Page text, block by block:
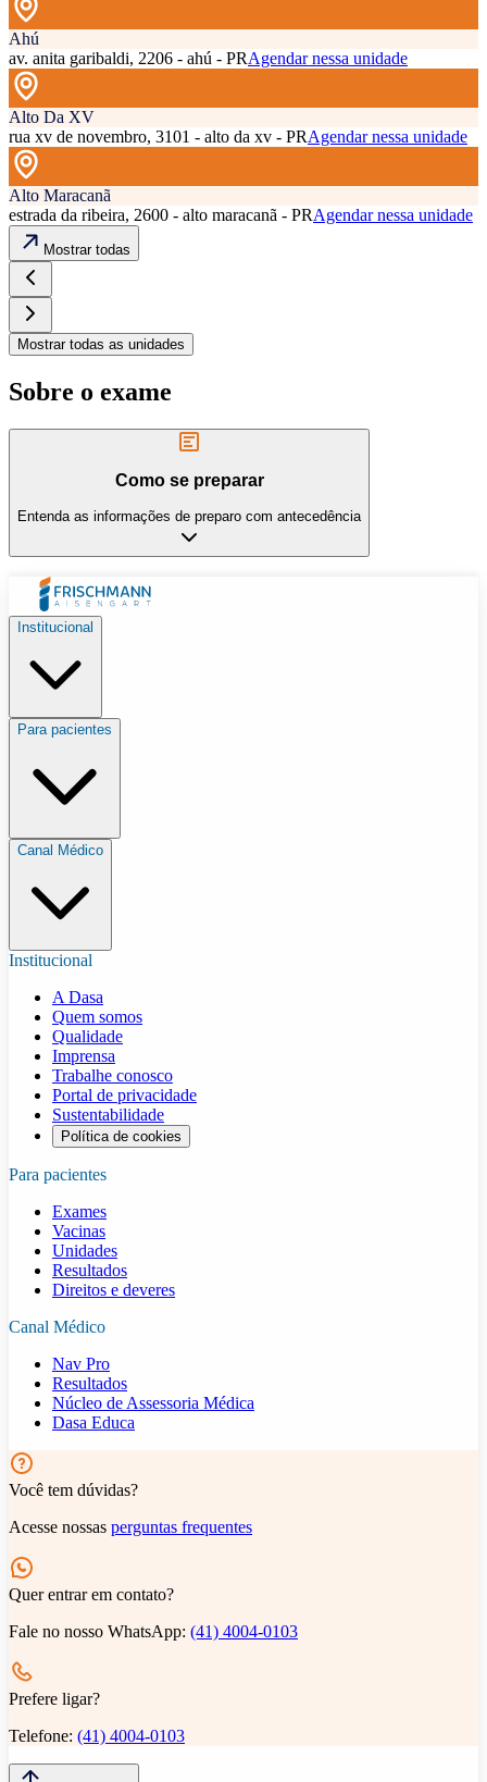
Ahú
av. anita garibaldi, 2206 - ahú - PRAgendar nessa unidade
Alto Da XV
rua xv de novembro, 3101 - alto da xv - PRAgendar nessa unidade
Alto Maracanã
estrada da ribeira, 2600 - alto maracanã - PRAgendar nessa unidade
Mostrar todas
Mostrar todas as unidades
Sobre o exame
Como se preparar
Entenda as informações de preparo com antecedência
Institucional
Para pacientes
Canal Médico
Institucional
A Dasa
Quem somos
Qualidade
Imprensa
Trabalhe conosco
Portal de privacidade
Sustentabilidade
Política de cookies
Para pacientes
Exames
Vacinas
Unidades
Resultados
Direitos e deveres
Canal Médico
Nav Pro
Resultados
Núcleo de Assessoria Médica
Dasa Educa
Você tem dúvidas?
Acesse nossas perguntas frequentes
Quer entrar em contato?
Fale no nosso WhatsApp: (41) 4004-0103
Prefere ligar?
Telefone: (41) 4004-0103